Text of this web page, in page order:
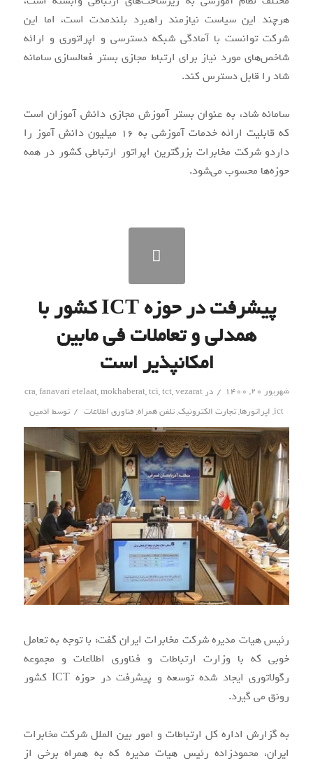
هرچند این سیاست نیازمند راهبرد بلندمدت است، اما این
شرکت توانست با آمادگی شبکه دسترسی و اپراتوری و ارائه
شاخص‌های مورد نیاز برای ارتباط مجازی بستر فعالسازی سامانه
شاد را قابل دسترس کند.
سامانه شاد، به عنوان بستر آموزش مجازی دانش آموزان است
که قابلیت ارائه خدمات آموزشی به ۱۶ میلیون دانش آموز را
داردو شرکت مخابرات بزرگترین اپراتور ارتباطی کشور در همه
حوزه‌ها محسوب می‌شود.
پیشرفت در حوزه ICT کشور با
همدلی و تعاملات فی مابین
امکانپذیر است
شهریور ۲۰, ۱۴۰۰ / در cra,fanavari etelaat,mokhaberat,tci,tct,vezarat
ict
, اپراتورها,تجارت الکترونیک,تلفن همراه, فناوری اطلاعات / توسط ادمین
رئیس هیات مدیره شرکت مخابرات ایران گفت: با توجه به تعامل
خوبی که با وزارت ارتباطات و فناوری اطلاعات و مجموعه
رگولاتوری ایجاد شده توسعه و پیشرفت در حوزه ICT کشور
رونق می گیرد.
به گزارش اداره کل ارتباطات و امور بین الملل شرکت مخابرات
ایران، محمودزاده رئیس هیات مدیره که به همراه برخی از